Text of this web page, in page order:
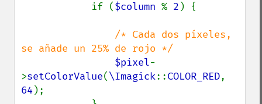
if ($column % 2 ) {
/* Cada dos píxeles,
se añade un 25% de rojo */
$pixel-
>setColorValue(\Imagick::COLOR_RED
64 );